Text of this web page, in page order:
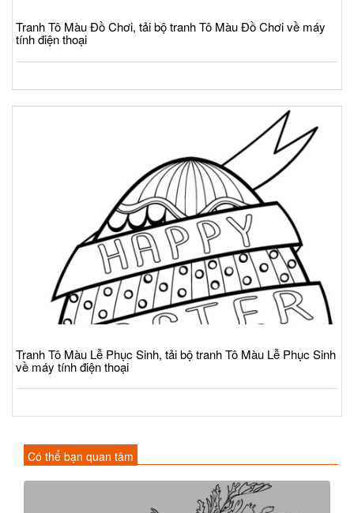
Tranh Tô Màu Đồ Chơi, tải bộ tranh Tô Màu Đồ Chơi về máy
tính điện thoại
Tranh Tô Màu Lễ Phục Sinh, tải bộ tranh Tô Màu Lễ Phục Sinh
về máy tính điện thoại
Có thể bạn quan tâm